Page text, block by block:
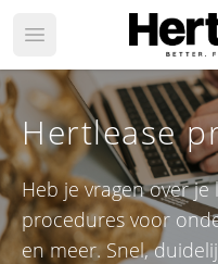
Open main menu
Hertlease
Heb je vragen over je
procedures voor
en meer. Snel,